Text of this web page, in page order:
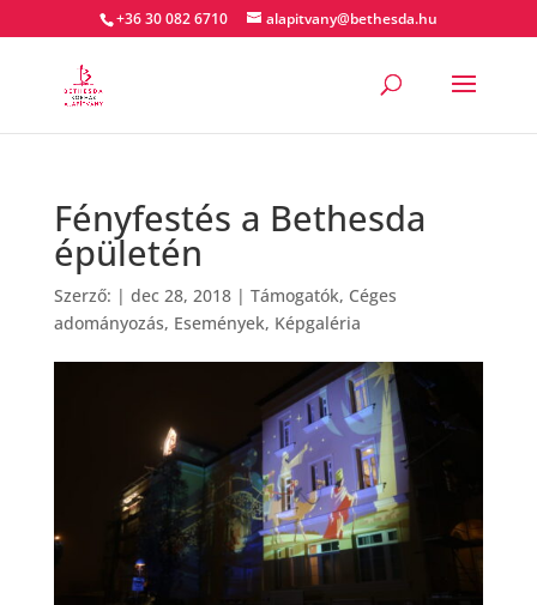
+36 30 082 6710 alapitvany@bethesda.hu
Fényfestés a Bethesda
épületén
Szerző: | dec 28, 2018| Támogatók, Céges
adományozás, Események, Képgaléria